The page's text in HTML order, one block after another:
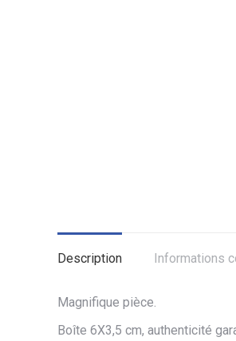
Description Informations
Magnifique pièce.
Boîte 6X3,5 cm, authenticité